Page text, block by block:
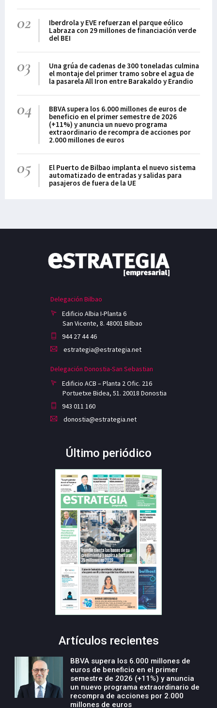
02
Iberdrola y EVE refuerzan el parque eólico
Labraza con 29 millones de financiación verde
del BEI
03
Una grúa de cadenas de 300 toneladas culmina
el montaje del primer tramo sobre el agua de
la pasarela All Iron entre Barakaldo y Erandio
04
BBVA supera los 6.000 millones de euros de
beneficio en el primer semestre de 2026
(+11%) y anuncia un nuevo programa
extraordinario de recompra de acciones por
2.000 millones de euros
05
El Puerto de Bilbao implanta el nuevo sistema
automatizado de entradas y salidas para
pasajeros de fuera de la UE
Delegación Bilbao
Edificio Albia I-Planta 6
San Vicente, 8. 48001 Bilbao
944 27 44 46
estrategia@estrategia.net
Delegación Donostia-San Sebastian
Edificio ACB – Planta 2 Ofic. 216
Portuetxe Bidea, 51. 20018 Donostia
943 011 160
donostia@estrategia.net
Último periódico
Artículos recientes
BBVA supera los 6.000 millones de
euros de beneficio en el primer
semestre de 2026 (+11%) y anuncia
un nuevo programa extraordinario de
recompra de acciones por 2.000
millones de euros